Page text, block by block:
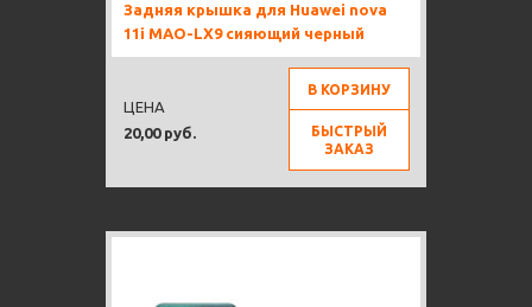
Задняя крышка для Huawei nova
11i MAO-LX9 сияющий черный
20,00 руб.
ЦЕНА
В КОРЗИНУ
БЫСТРЫЙ
ЗАКАЗ